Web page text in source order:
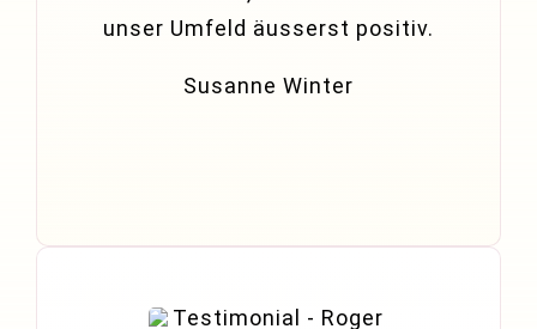
unser Umfeld äusserst positiv.
Susanne Winter